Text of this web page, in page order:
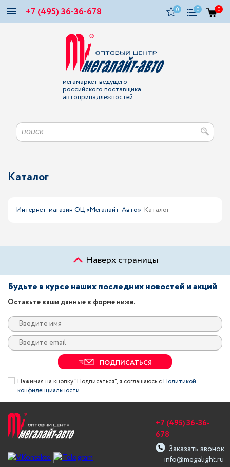
+7 (495) 36-36-678 0 0 0
мегамаркет ведущего
российского поставщика
автопринадлежностей
Каталог
Интернет-магазин ОЦ «Мегалайт-Авто» Каталог
Наверх страницы
Будьте в курсе наших последних новостей и акций
Оставьте ваши данные в форме ниже.
ПОДПИСАТЬСЯ
Нажимая на кнопку "Подписаться", я соглашаюсь сПолитикой
конфиденциальности
info@megalight.ru
+7 (495) 36-36-
678
Заказать звонок